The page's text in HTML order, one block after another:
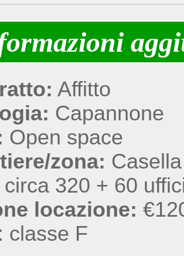
Affitto
Capannone
Open space
zona: Casella
circa 320 + 60
locazione:
: classe F